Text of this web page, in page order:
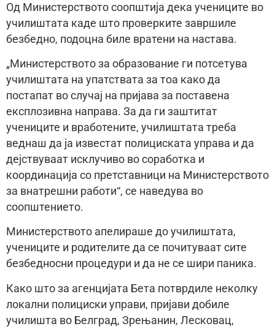
Од Министерството соопштија дека учениците во
училиштата каде што проверките завршиле
безбедно, подоцна биле вратени на настава.
„Министерството за образование ги потсетува
училиштата на упатствата за тоа како да
постапат во случај на пријава за поставена
експлозивна направа. За да ги заштитат
учениците и вработените, училиштата треба
веднаш да ја известат полициската управа и да
дејствуваат исклучиво во соработка и
координација со претставници на Министерството
за внатрешни работи“, се наведува во
соопштението.
Министерството апелираше до училиштата,
учениците и родителите да се почитуваат сите
безбедносни процедури и да не се шири паника.
Како што за агенцијата Бета потврдиле неколку
локални полициски управи, пријави добиле
училишта во Белград, Зрењанин, Лесковац,